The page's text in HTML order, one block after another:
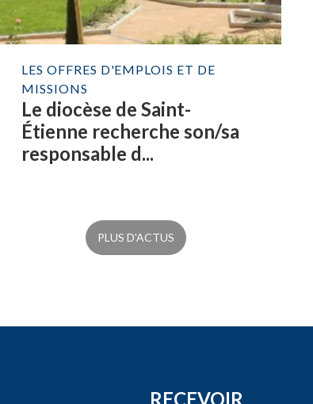
LES OFFRES D'EMPLOIS ET DE
MISSIONS
Le diocèse de Saint-
Étienne recherche son/sa
responsable d...
PLUS D'ACTUS
RECEVOIR